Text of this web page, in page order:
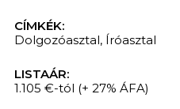
CÍMKÉK:
Dolgozóasztal, Íróasztal
LISTAÁR:
1.105 €-tól (+ 27% ÁFA)